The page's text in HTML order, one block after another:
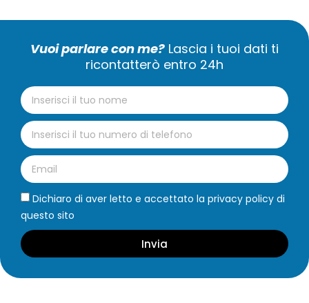
Vuoi parlare con me? Lascia i tuoi dati ti
ricontatterò entro 24h
Dichiaro di aver letto e accettato la privacy policy di
questo sito
Invia